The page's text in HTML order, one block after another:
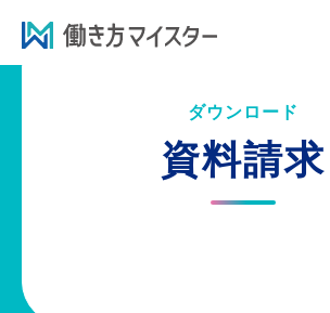
ダウンロード
資料請求